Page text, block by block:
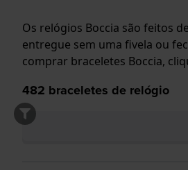
Os relógios Boccia são feitos
entregue sem uma fivela ou
comprar braceletes Boccia,
482 braceletes de relógio